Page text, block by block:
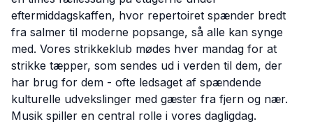
eftermiddagskaffen, hvor repertoiret spænder bredt
fra salmer til moderne popsange, så alle kan synge
med. Vores strikkeklub mødes hver mandag for at
strikke tæpper, som sendes ud i verden til dem, der
har brug for dem - ofte ledsaget af spændende
kulturelle udvekslinger med gæster fra fjern og nær.
Musik spiller en central rolle i vores dagligdag.